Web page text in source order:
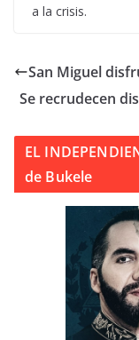
a la crisis.
San Miguel
Se recrudecen
EL
de Bukele